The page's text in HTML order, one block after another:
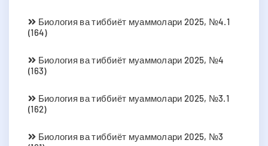
Биология ва тиббиёт муаммолари 2025, №4.1
(164)
Биология ва тиббиёт муаммолари 2025, №4
(163)
Биология ва тиббиёт муаммолари 2025, №3.1
(162)
Биология ва тиббиёт муаммолари 2025, №3